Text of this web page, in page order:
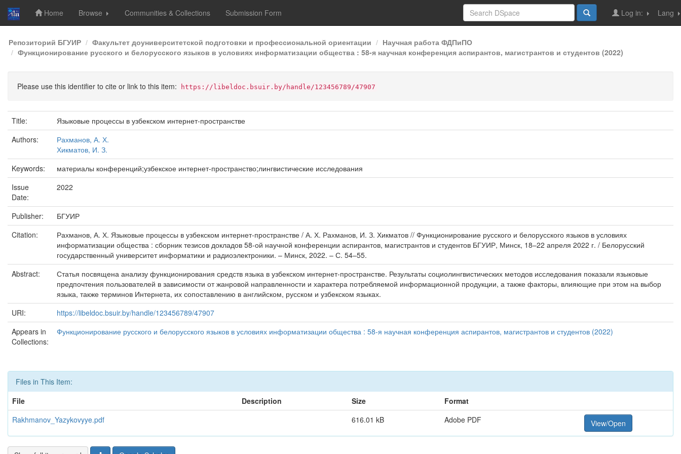
Skip
navigation
Home Browse Communities & Collections Submission Form Lang
Log in:
Репозиторий БГУИР Факультет доуниверситетской подготовки и профессиональной ориентации
Научная работа ФДПиПО
Функционирование русского и белорусского языков в условиях информатизации общества : 58-я научная конференция аспирантов, магистрантов и студентов (2022)
Please use this identifier to cite or link to this item: https://libeldoc.bsuir.by/handle/123456789/47907
Title:
Языковые процессы в узбекском интернет-пространстве
Authors:
Рахманов, А. Х.
Хикматов, И. З.
Keywords:
материалы конференций;узбекское интернет-пространство;лингвистические исследования
Issue
Date:
2022
Publisher:
БГУИР
Citation:
Рахманов, А. Х. Языковые процессы в узбекском интернет-пространстве / А. Х. Рахманов, И. З. Хикматов // Функционирование русского и белорусского языков в условиях
информатизации общества : сборник тезисов докладов 58-ой научной конференции аспирантов, магистрантов и студентов БГУИР, Минск, 18–22 апреля 2022 г. / Белорусский
государственный университет информатики и радиоэлектроники. – Минск, 2022. – С. 54–55.
Abstract:
Статья посвящена анализу функционирования средств языка в узбекском интернет-пространстве. Результаты социолингвистических методов исследования показали языковые
предпочтения пользователей в зависимости от жанровой направленности и характера потребляемой информационной продукции, а также факторы, влияющие при этом на выбор
языка, также терминов Интернета, их сопоставлению в английском, русском и узбекском языках.
URI:
https://libeldoc.bsuir.by/handle/123456789/47907
Appears in
Collections:
Функционирование русского и белорусского языков в условиях информатизации общества : 58-я научная конференция аспирантов, магистрантов и студентов (2022)
Files in This Item:
File
Description Size
Format
Rakhmanov_Yazykovyye.pdf
616.01 kB Adobe PDF View/Open